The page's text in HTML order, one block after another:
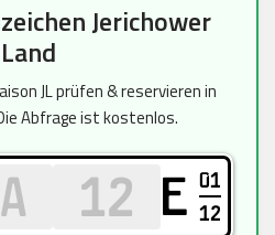
Jerichower
Land
JL prüfen & reservieren in
Abfrage ist kostenlos.
E 01
12